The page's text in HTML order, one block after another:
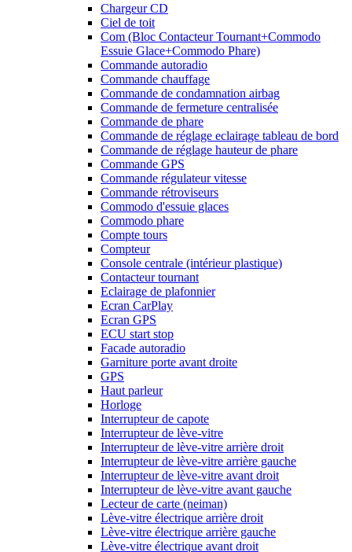
Chargeur CD
Ciel de toit
Com (Bloc Contacteur Tournant+Commodo
Essuie Glace+Commodo Phare)
Commande autoradio
Commande chauffage
Commande de condamnation airbag
Commande de fermeture centralisée
Commande de phare
Commande de réglage eclairage tableau de bord
Commande de réglage hauteur de phare
Commande GPS
Commande régulateur vitesse
Commande rétroviseurs
Commodo d'essuie glaces
Commodo phare
Compte tours
Compteur
Console centrale (intérieur plastique)
Contacteur tournant
Eclairage de plafonnier
Ecran CarPlay
Ecran GPS
ECU start stop
Facade autoradio
Garniture porte avant droite
GPS
Haut parleur
Horloge
Interrupteur de capote
Interrupteur de lève-vitre
Interrupteur de lève-vitre arrière droit
Interrupteur de lève-vitre arrière gauche
Interrupteur de lève-vitre avant droit
Interrupteur de lève-vitre avant gauche
Lecteur de carte (neiman)
Lève-vitre électrique arrière droit
Lève-vitre électrique arrière gauche
Lève-vitre électrique avant droit